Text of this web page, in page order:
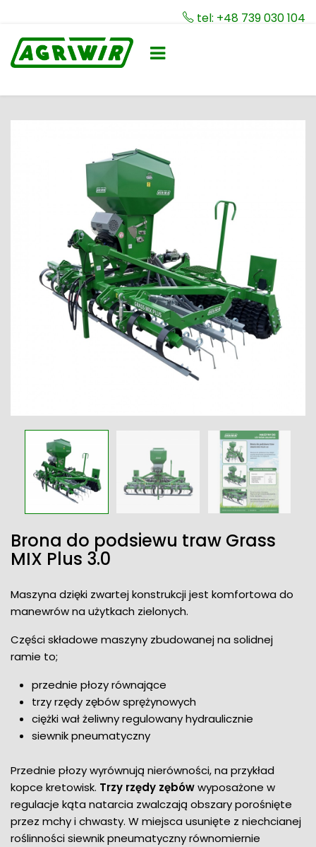
tel: +48 739 030 104
Toggle
navigation
☰
Brona do podsiewu traw Grass
MIX Plus 3.0
Maszyna dzięki zwartej konstrukcji jest komfortowa do
manewrów na użytkach zielonych.
Części składowe maszyny zbudowanej na solidnej
ramie to;
przednie płozy równające
trzy rzędy zębów sprężynowych
ciężki wał żeliwny regulowany hydraulicznie
siewnik pneumatyczny
Przednie płozy wyrównują nierówności, na przykład
kopce kretowisk. Trzy rzędy zębówwyposażone w
regulacje kąta natarcia zwalczają obszary porośnięte
przez mchy i chwasty. W miejsca usunięte z niechcianej
roślinności siewnik pneumatyczny równomiernie